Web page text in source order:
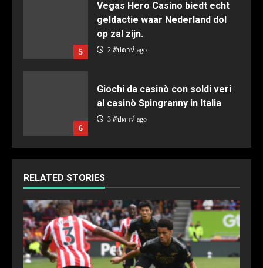
5
Vegas Hero Casino biedt echt
geldactie waar Nederland dol
op zal zijn.
2 สัปดาห์ ago
6
Giochi da casinò con soldi veri
al casinò Spingranny in Italia
3 สัปดาห์ ago
RELATED STORIES